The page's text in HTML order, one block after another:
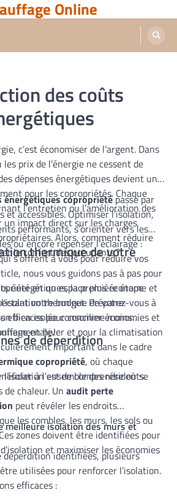
Online
des coûts
c’est économiser de l’argent. Dans
prix de l’énergie ne cessent de
dépenses énergétiques devient un
pour les copropriétés. Chaque
l’entretien ou l’amélioration des
impact direct sur les charges
Alors, comment réduire
le confort des occupants ?
copropriétépasse par
et accessibles. Optimiser l’isolation,
performants, s’orienter vers les
ou encore repenser l’éclairage :
s’offrent à vous pour réduire vos
nous vous guidons pas à pas pour
en un espace plus économe et
votre budget. Préparez-vous à
efficaces pour concilier économies et
!
thermique de votre
énergétiques, la première étape
thermique de votre
bien isolée consomme moins
en hiver et pour la climatisation
important dans le cadre
copropriété, où chaque
à l’ensemble des résidents.
de déperdition
est de comprendre où se
chaleur. Un audit perte
peut révéler les endroits
les combles, les murs, les sols ou
zones doivent être identifiées pour
et maximiser les économies
meilleure isolation des murs et
déperdition identifiées, plusieurs
utilisées pour renforcer l’isolation.
efficaces :